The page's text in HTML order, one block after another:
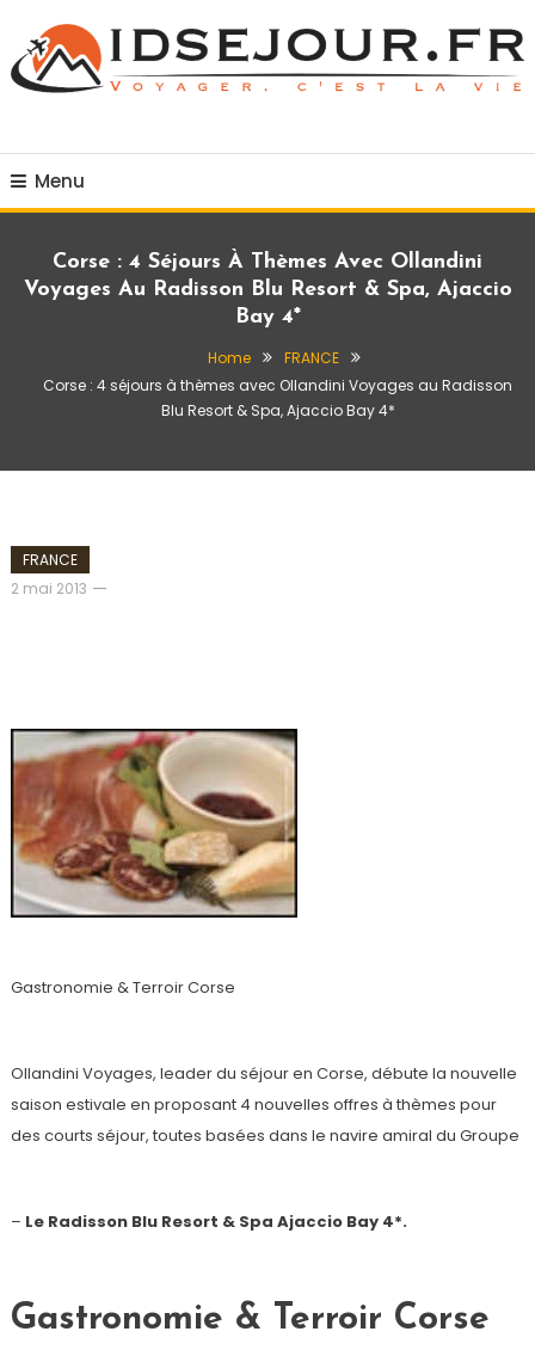
Content
Menu
Corse : 4 Séjours À Thèmes Avec Ollandini
Voyages Au Radisson Blu Resort & Spa, Ajaccio
Bay 4*
Home
FRANCE
Corse : 4 séjours à thèmes avec Ollandini Voyages au Radisson
Blu Resort & Spa, Ajaccio Bay 4*
FRANCE
2 mai 2013
admin
Gastronomie & Terroir Corse
Ollandini Voyages, leader du séjour en Corse, débute la nouvelle
saison estivale en proposant 4 nouvelles offres à thèmes pour
des courts séjour, toutes basées dans le navire amiral du Groupe
– Le Radisson Blu Resort & Spa Ajaccio Bay 4*.
Gastronomie & Terroir Corse